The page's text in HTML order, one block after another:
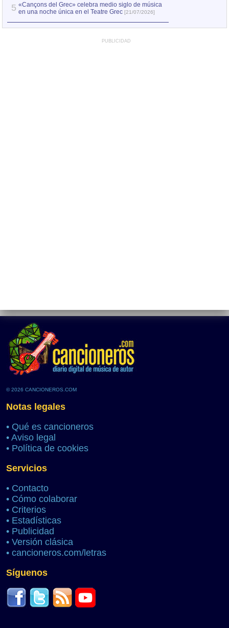
5 «Cançons del Grec» celebra medio siglo de música
en una noche única en el Teatre Grec [21/07/2026]
PUBLICIDAD
© 2026 CANCIONEROS.COM
Notas legales
• Qué es cancioneros
• Aviso legal
• Política de cookies
Servicios
• Contacto
• Cómo colaborar
• Criterios
• Estadísticas
• Publicidad
• Versión clásica
• cancioneros.com/letras
Síguenos